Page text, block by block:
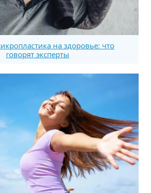
на здоровье: что
говорят эксперты